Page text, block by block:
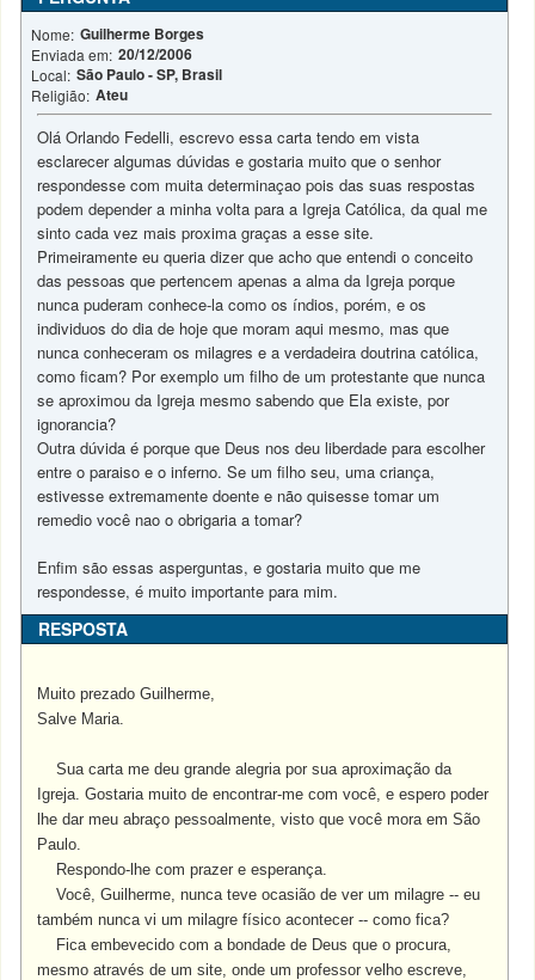
Nome: Guilherme Borges
Enviada em: 20/12/2006
Local: São Paulo - SP, Brasil
Religião: Ateu
Olá Orlando Fedelli, escrevo essa carta tendo em vista
esclarecer algumas dúvidas e gostaria muito que o senhor
respondesse com muita determinaçao pois das suas respostas
podem depender a minha volta para a Igreja Católica, da qual me
sinto cada vez mais proxima graças a esse site.
Primeiramente eu queria dizer que acho que entendi o conceito
das pessoas que pertencem apenas a alma da Igreja porque
nunca puderam conhece-la como os índios, porém, e os
individuos do dia de hoje que moram aqui mesmo, mas que
nunca conheceram os milagres e a verdadeira doutrina católica,
como ficam? Por exemplo um filho de um protestante que nunca
se aproximou da Igreja mesmo sabendo que Ela existe, por
ignorancia?
Outra dúvida é porque que Deus nos deu liberdade para escolher
entre o paraiso e o inferno. Se um filho seu, uma criança,
estivesse extremamente doente e não quisesse tomar um
remedio você nao o obrigaria a tomar?
Enfim são essas asperguntas, e gostaria muito que me
respondesse, é muito importante para mim.
RESPOSTA
Muito prezado Guilherme,
Salve Maria.
Sua carta me deu grande alegria por sua aproximação da
Igreja. Gostaria muito de encontrar-me com você, e espero poder
lhe dar meu abraço pessoalmente, visto que você mora em São
Paulo.
Respondo-lhe com prazer e esperança.
Você, Guilherme, nunca teve ocasião de ver um milagre -- eu
também nunca vi um milagre físico acontecer -- como fica?
Fica embevecido com a bondade de Deus que o procura,
mesmo através de um site, onde um professor velho escreve,